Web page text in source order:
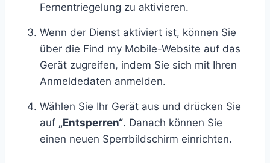
Fernentriegelung zu aktivieren.
Wenn der Dienst aktiviert ist, können Sie
über die Find my Mobile-Website auf das
Gerät zugreifen, indem Sie sich mit Ihren
Anmeldedaten anmelden.
Wählen Sie Ihr Gerät aus und drücken Sie
auf „Entsperren“. Danach können Sie
einen neuen Sperrbildschirm einrichten.